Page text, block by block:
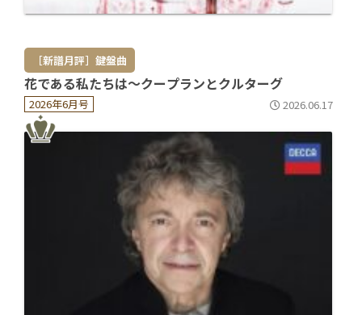
2026年6月号
［新譜月評］鍵盤曲
花である私たちは～クープランとクルターグ
2026.06.17